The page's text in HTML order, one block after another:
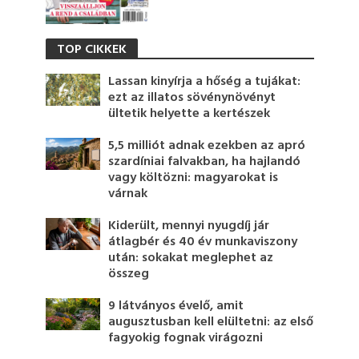
TOP CIKKEK
Lassan kinyírja a hőség a tujákat:
ezt az illatos sövénynövényt
ültetik helyette a kertészek
5,5 milliót adnak ezekben az apró
szardíniai falvakban, ha hajlandó
vagy költözni: magyarokat is
várnak
Kiderült, mennyi nyugdíj jár
átlagbér és 40 év munkaviszony
után: sokakat meglephet az
összeg
9 látványos évelő, amit
augusztusban kell elültetni: az első
fagyokig fognak virágozni